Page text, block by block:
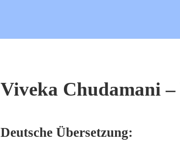
Viveka Chudamani –
Deutsche Übersetzung: